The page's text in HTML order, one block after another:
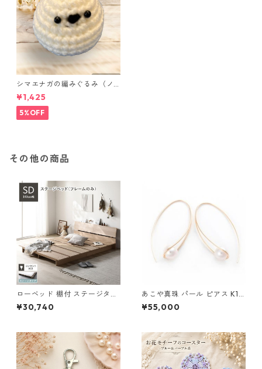
シマエナガの編みぐるみ（ノ
ーマル）
¥1,425
5%OFF
その他の商品
ローベッド 棚付 ステージタイ
プ セミダブル 幅140cm ベッ
ドフレームのみ ナチュラル 宮
ッド ベッドフレーム フロアベ
ッド ロースタイル ベット ロー
ベット セミダブルベッド 寝具
収納
¥30,740
あこや真珠 パール ピアス K10
イエローゴールド ジプシー フ
ック ピアス 7mm 7ミリ珠 ア
¥55,000